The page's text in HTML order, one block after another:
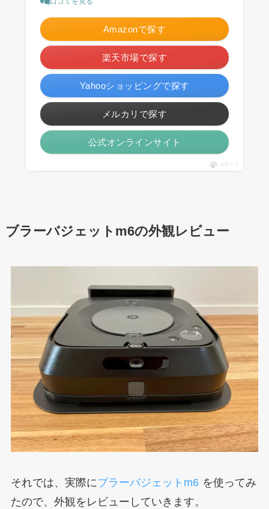
Amazonで探す
楽天市場で探す
Yahooショッピングで探す
メルカリで探す
公式オンラインサイト
ポチップ
ブラーバジェットm6の外観レビュー
それでは、実際にブラーバジェットm6 を使ってみ
たので、外観をレビューしていきます。